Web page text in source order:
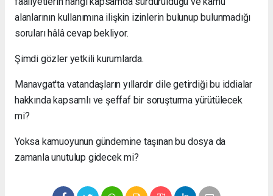
alanlarının kullanımına ilişkin izinlerin bulunup bulunmadığı
soruları hâlâ cevap bekliyor.
Şimdi gözler yetkili kurumlarda.
Manavgat'ta vatandaşların yıllardır dile getirdiği bu iddialar
hakkında kapsamlı ve şeffaf bir soruşturma yürütülecek
mi?
Yoksa kamuoyunun gündemine taşınan bu dosya da
zamanla unutulup gidecek mi?